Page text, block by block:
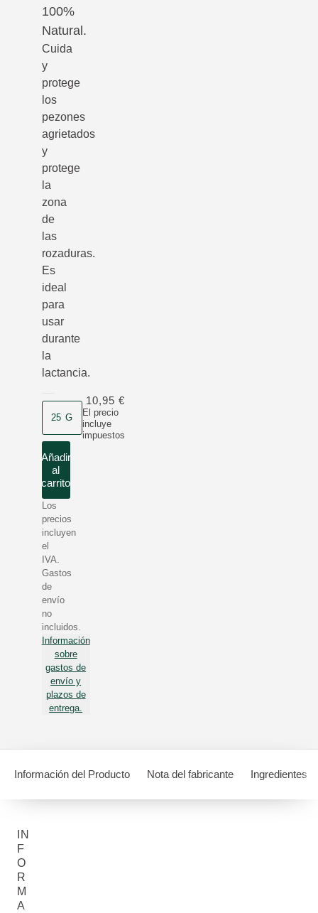
100%
Natural.
Cuida
y
protege
los
pezones
agrietados
y
protege
la
zona
de
las
rozaduras.
Es
ideal
para
usar
durante
la
lactancia.
25 G
El precio
incluye
impuestos
10,95 €
Añadir
al
carrito
Los
precios
incluyen
el
IVA.
Gastos
de
envío
no
incluidos.
Información
sobre
gastos de
envío y
plazos de
entrega.
Información del Producto Nota del fabricante Ingredientes
IN
F
O
R
M
A